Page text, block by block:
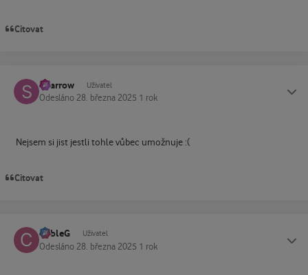
Citovat
Sparrow Uživatel
Odesláno 28. března 2025 1 rok
Nejsem si jist jestli tohle vůbec umožnuje :(
Citovat
CableG Uživatel
Odesláno 28. března 2025 1 rok